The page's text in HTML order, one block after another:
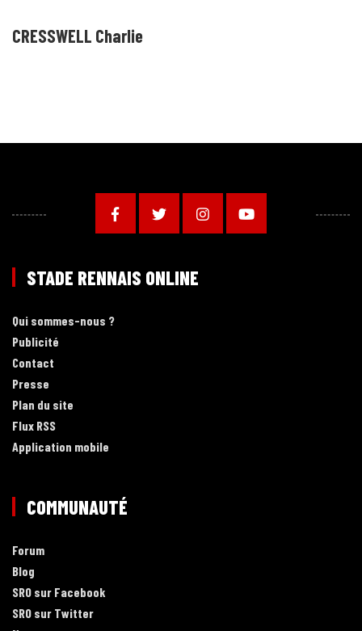
CRESSWELL Charlie
STADE RENNAIS ONLINE
Qui sommes-nous ?
Publicité
Contact
Presse
Plan du site
Flux RSS
Application mobile
COMMUNAUTÉ
Forum
Blog
SRO sur Facebook
SRO sur Twitter